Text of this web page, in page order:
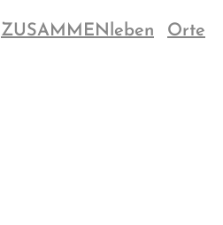
ZUSAMMENleben Orte